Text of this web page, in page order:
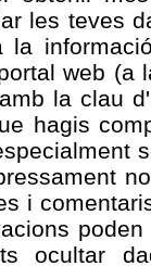
les teves
la
web (a
la clau
hagis
i
ocultar